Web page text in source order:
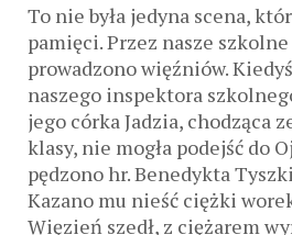
To nie była jedyna scena,
pamięci. Przez nasze
prowadzono więźniów.
naszego inspektora
jego córka Jadzia, chodząca
klasy, nie mogła podejść do
pędzono hr. Benedykta
Kazano mu nieść ciężki
Więzień szedł, z ciężarem